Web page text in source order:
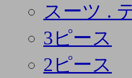
スーツ .
3ピース
2ピース